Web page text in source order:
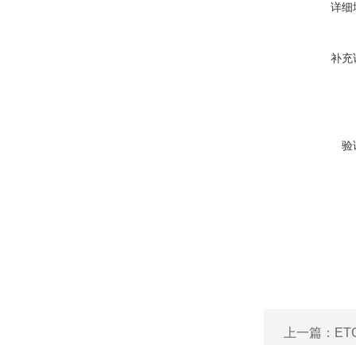
详细
补充
验
上一篇：